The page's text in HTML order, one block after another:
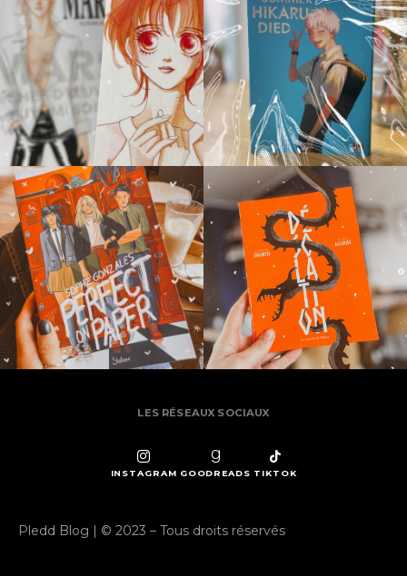
LES RÉSEAUX SOCIAUX
INSTAGRAM GOODREADS TIKTOK
Pledd Blog | © 2023 – Tous droits réservés